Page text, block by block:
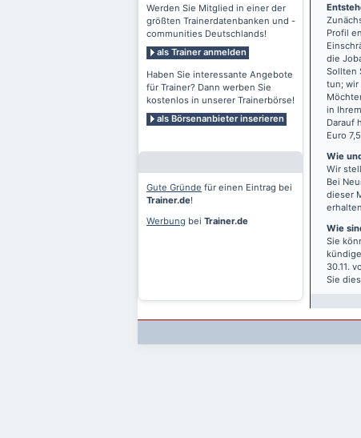
Werden Sie Mitglied in einer der
größten Trainerdatenbanken und -
communities Deutschlands!
als Trainer anmelden
Haben Sie interessante Angebote
für Trainer? Dann werben Sie
kostenlos in unserer Trainerbörse!
als Börsenanbieter inserieren
Gute Gründe für einen Eintrag bei
Trainer.de!
Werbung bei Trainer.de
Profil
die
Sollten
tun; wir
in
Darauf
Euro
Wie
Wir
Bei
dieser
Wie
Sie
30.11.
Sie